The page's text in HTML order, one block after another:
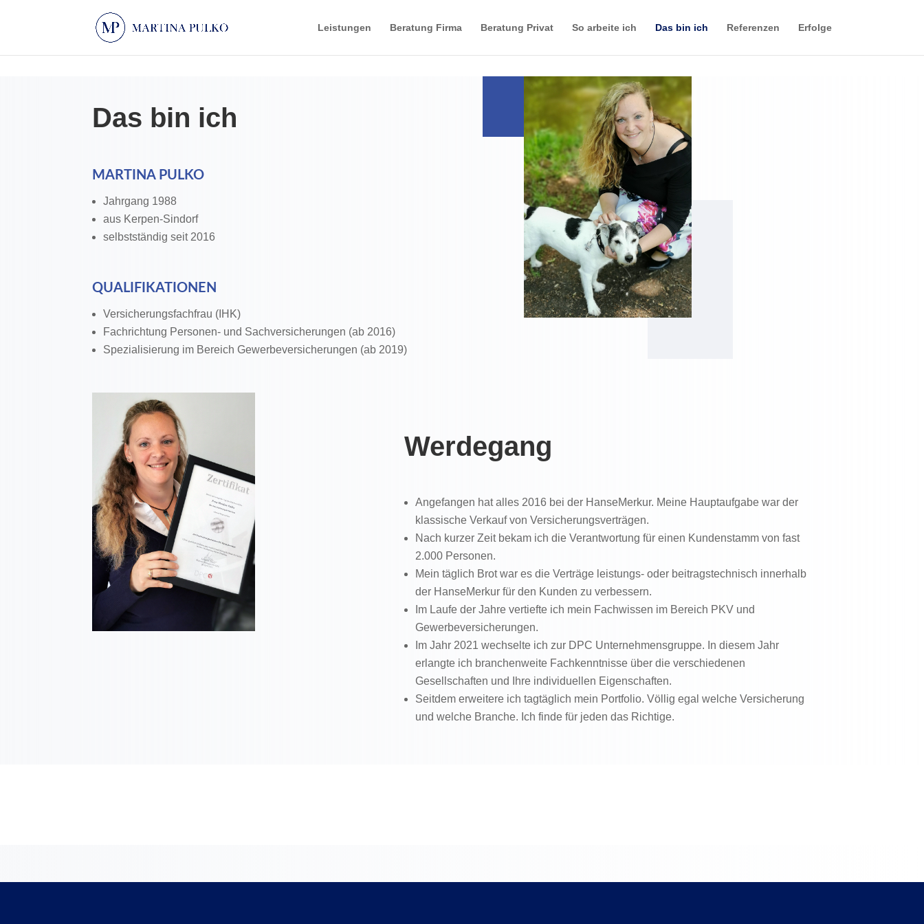
Leistungen Beratung Firma Beratung Privat So arbeite ich Das bin ich Referenzen Erfolge
Das bin ich
MARTINA PULKO
Jahrgang 1988
aus Kerpen-Sindorf
selbstständig seit 2016
QUALIFIKATIONEN
Versicherungsfachfrau (IHK)
Fachrichtung Personen- und Sachversicherungen (ab 2016)
Spezialisierung im Bereich Gewerbeversicherungen (ab 2019)
Werdegang
Angefangen hat alles 2016 bei der HanseMerkur. Meine Hauptaufgabe war der
klassische Verkauf von Versicherungsverträgen.
Nach kurzer Zeit bekam ich die Verantwortung für einen Kundenstamm von fast
2.000 Personen.
Mein täglich Brot war es die Verträge leistungs- oder beitragstechnisch innerhalb
der HanseMerkur für den Kunden zu verbessern.
Im Laufe der Jahre vertiefte ich mein Fachwissen im Bereich PKV und
Gewerbeversicherungen.
Im Jahr 2021 wechselte ich zur DPC Unternehmensgruppe. In diesem Jahr
erlangte ich branchenweite Fachkenntnisse über die verschiedenen
Gesellschaften und Ihre individuellen Eigenschaften.
Seitdem erweitere ich tagtäglich mein Portfolio. Völlig egal welche Versicherung
und welche Branche. Ich finde für jeden das Richtige.